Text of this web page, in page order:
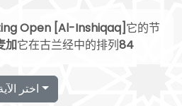
Open [Al-Inshiqaq]它的节
加它在古兰经中的排列84
اختر